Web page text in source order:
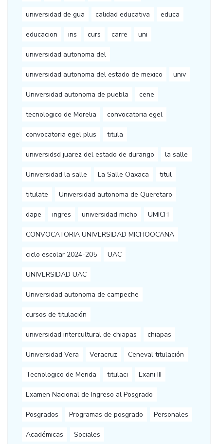
universidad de gua calidad educativa educa
educacion ins curs carre uni
universidad autonoma del
universidad autonoma del estado de mexico univ
Universidad autonoma de puebla cene
tecnologico de Morelia convocatoria egel
convocatoria egel plus titula
universidsd juarez del estado de durango la salle
Universidad la salle La Salle Oaxaca titul
titulate Universidad autonoma de Queretaro
dape ingres universidad micho UMICH
CONVOCATORIA UNIVERSIDAD MICHOOCANA
ciclo escolar 2024-205 UAC
UNIVERSIDAD UAC
Universidad autonoma de campeche
cursos de titulación
universidad intercultural de chiapas chiapas
Universidad Vera Veracruz Ceneval titulación
Tecnologico de Merida titulaci Exani III
Examen Nacional de Ingreso al Posgrado
Posgrados Programas de posgrado Personales
Académicas Sociales